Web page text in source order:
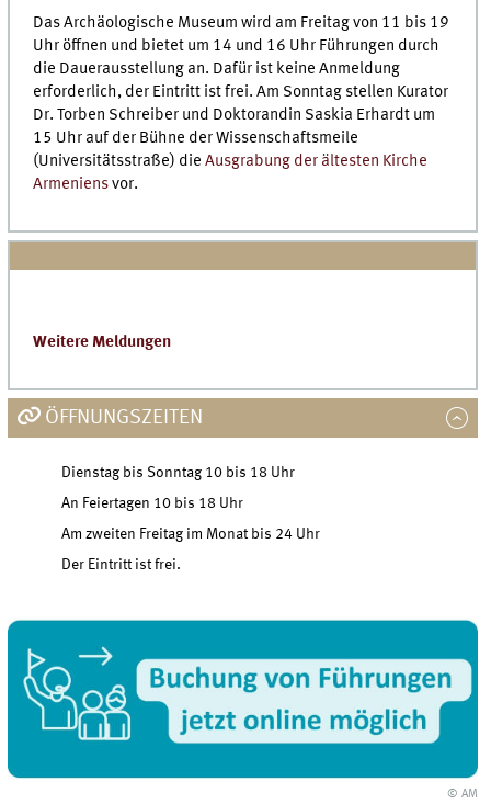
Das Archäologische Museum wird am Freitag von 11 bis 19
Uhr öffnen und bietet um 14 und 16 Uhr Führungen durch
die Dauerausstellung an. Dafür ist keine Anmeldung
erforderlich, der Eintritt ist frei. Am Sonntag stellen Kurator
Dr. Torben Schreiber und Doktorandin Saskia Erhardt um
15 Uhr auf der Bühne der Wissenschaftsmeile
(Universitätsstraße) dieAusgrabung der ältesten Kirche
Armeniensvor.
Weitere Meldungen
ÖFFNUNGSZEITEN
Dienstag bis Sonntag 10 bis 18 Uhr
An Feiertagen 10 bis 18 Uhr
Am zweiten Freitag im Monat bis 24 Uhr
Der Eintritt ist frei.
© AM